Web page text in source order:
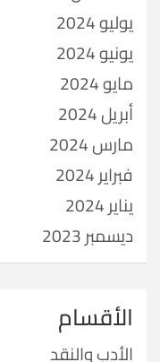
يوليو 2024
يونيو 2024
مايو 2024
أبريل 2024
مارس 2024
فبراير 2024
يناير 2024
ديسمبر 2023
الأقسام
الأدب والنقد